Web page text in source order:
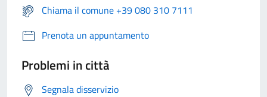
Chiama il comune +39 080 310 7111
Prenota un appuntamento
Problemi in città
Segnala disservizio